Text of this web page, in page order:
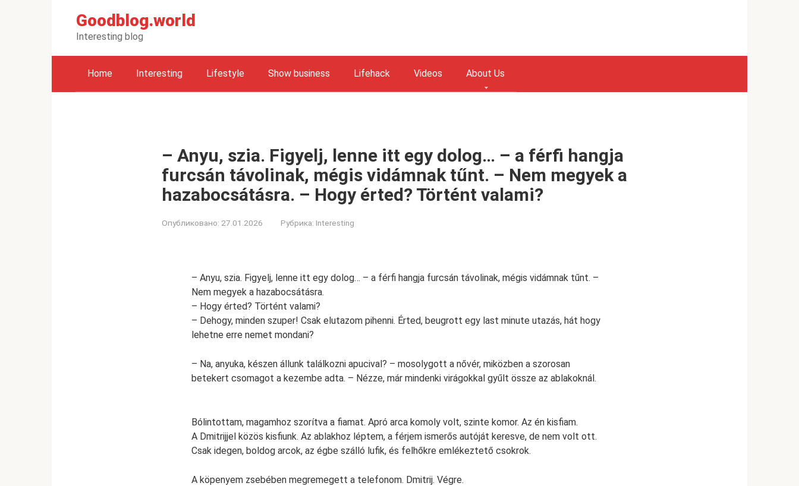
Goodblog.world
Interesting blog
Home Interesting Lifestyle Show business Lifehack Videos About Us
– Anyu, szia. Figyelj, lenne itt egy dolog… – a férfi hangja
furcsán távolinak, mégis vidámnak tűnt. – Nem megyek a
hazabocsátásra. – Hogy érted? Történt valami?
Опубликовано: 27.01.2026 Рубрика: Interesting
– Anyu, szia. Figyelj, lenne itt egy dolog… – a férfi hangja furcsán távolinak, mégis vidámnak tűnt. –
Nem megyek a hazabocsátásra.
– Hogy érted? Történt valami?
– Dehogy, minden szuper! Csak elutazom pihenni. Érted, beugrott egy last minute utazás, hát hogy
lehetne erre nemet mondani?
– Na, anyuka, készen állunk találkozni apucival? – mosolygott a nővér, miközben a szorosan
betekert csomagot a kezembe adta. – Nézze, már mindenki virágokkal gyűlt össze az ablakoknál.
Bólintottam, magamhoz szorítva a fiamat. Apró arca komoly volt, szinte komor. Az én kisfiam.
A Dmitrijjel közös kisfiunk. Az ablakhoz léptem, a férjem ismerős autóját keresve, de nem volt ott.
Csak idegen, boldog arcok, az égbe szálló lufik, és felhőkre emlékeztető csokrok.
A köpenyem zsebében megremegett a telefonom. Dmitrij. Végre.